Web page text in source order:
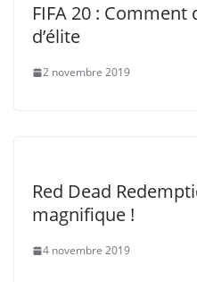
FIFA 20 :
d’élite
2 novembre 2019
Red Dead
magnifique !
4 novembre 2019